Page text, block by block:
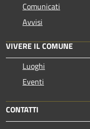
Comunicati
Avvisi
VIVERE IL COMUNE
Luoghi
Eventi
CONTATTI